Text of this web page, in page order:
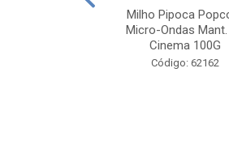
Milho Pipoca
Micro-Ondas Mant.
Cinema 100G
Código: 62162